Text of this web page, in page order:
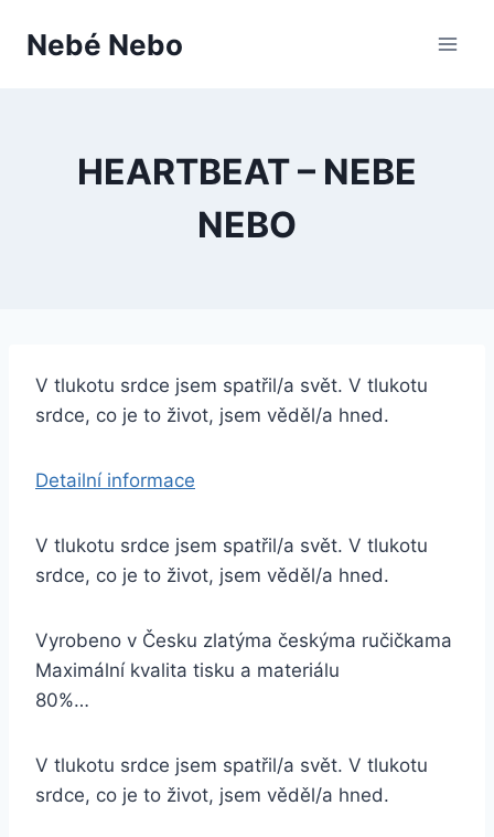
Nebé Nebo
HEARTBEAT – NEBE
NEBO
V tlukotu srdce jsem spatřil/a svět. V tlukotu
srdce, co je to život, jsem věděl/a hned.
Detailní informace
V tlukotu srdce jsem spatřil/a svět. V tlukotu
srdce, co je to život, jsem věděl/a hned.
Vyrobeno v Česku zlatýma českýma ručičkama
Maximální kvalita tisku a materiálu
80%…
V tlukotu srdce jsem spatřil/a svět. V tlukotu
srdce, co je to život, jsem věděl/a hned.